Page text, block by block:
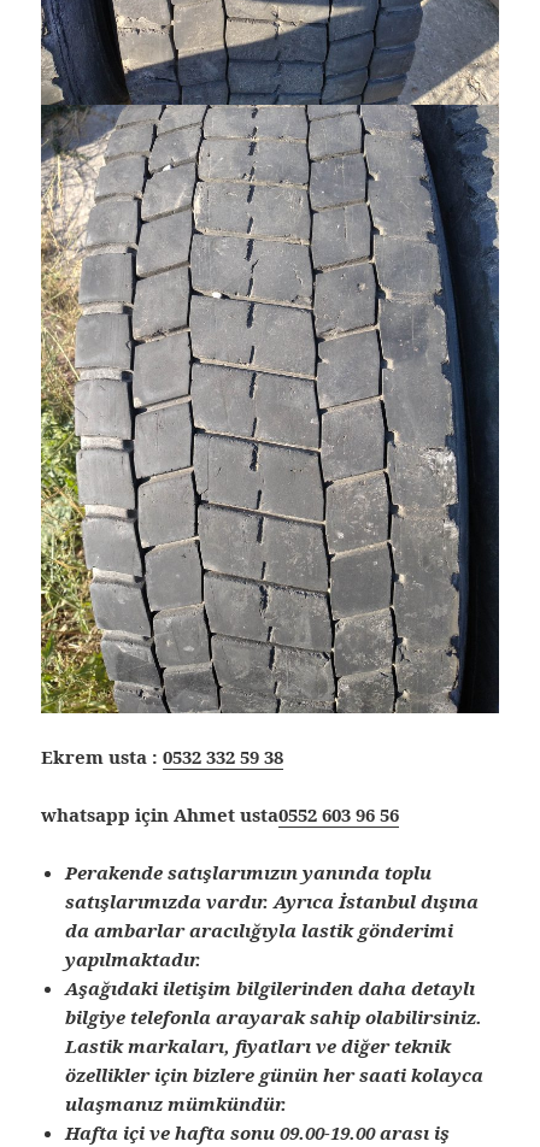
Ekrem usta :0532 332 59 38
whatsapp için Ahmet usta0552 603 96 56
Perakende satışlarımızın yanında toplu
satışlarımızda vardır. Ayrıca İstanbul dışına
da ambarlar aracılığıyla lastik gönderimi
yapılmaktadır.
Aşağıdaki iletişim bilgilerinden daha detaylı
bilgiye telefonla arayarak sahip olabilirsiniz.
Lastik markaları, fiyatları ve diğer teknik
özellikler için bizlere günün her saati kolayca
ulaşmanız mümkündür.
Hafta içi ve hafta sonu 09.00-19.00 arası iş